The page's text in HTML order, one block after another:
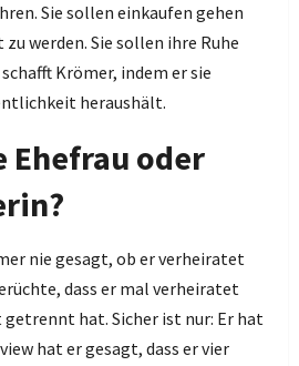
Sie sollen einkaufen gehen
werden. Sie sollen ihre Ruhe
Krömer, indem er sie
heraushält.
Ehefrau oder
nie gesagt, ob er verheiratet
dass er mal verheiratet
hat. Sicher ist nur: Er hat
hat er gesagt, dass er vier